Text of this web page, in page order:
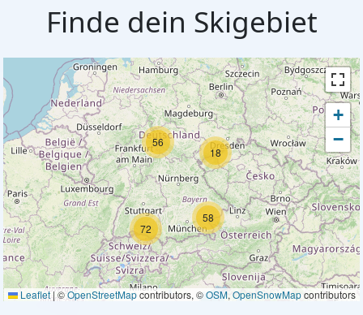
Finde dein Skigebiet
58
18
56
72
+
−
Leaflet |©OpenStreetMapcontributors, ©OSM, OpenSnowMapcontributors